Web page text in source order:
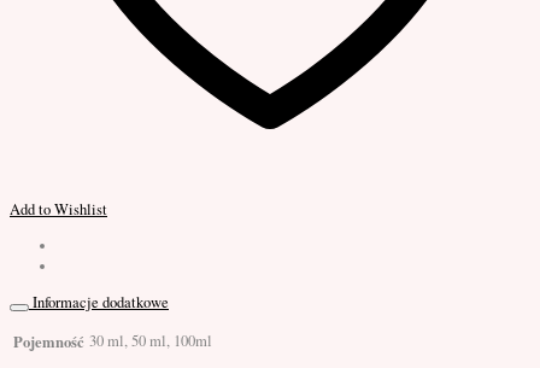
Add to Wishlist
Informacje dodatkowe
Pojemność 30 ml, 50 ml, 100ml